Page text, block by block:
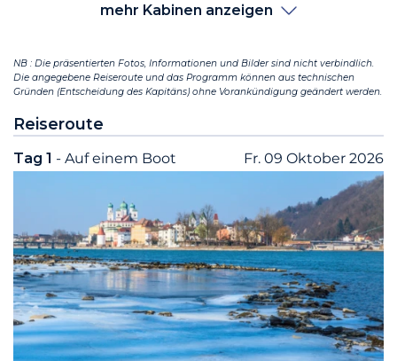
mehr Kabinen anzeigen
NB : Die präsentierten Fotos, Informationen und Bilder sind nicht verbindlich.
Die angegebene Reiseroute und das Programm können aus technischen
Gründen (Entscheidung des Kapitäns) ohne Vorankündigung geändert werden.
Reiseroute
Tag 1 - Auf einem Boot Fr. 09 Oktober 2026